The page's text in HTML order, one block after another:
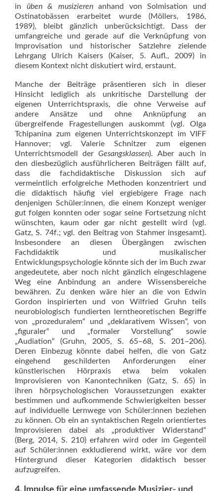
in üben & musizierenanhand von Solmisation und
Ostinatobässen erarbeitet wurde (Möllers, 1986,
1989), bleibt gänzlich unberücksichtigt. Dass der
umfangreiche und gerade auf die Verknüpfung von
Improvisation und historischer Satzlehre zielende
Lehrgang Ulrich Kaisers (Kaiser, 5. Aufl., 2009) in
diesem Kontext nicht diskutiert wird, erstaunt.
Manche der Beiträge präsentieren sich in dieser
Hinsicht lediglich als unkritische Darstellung der
eigenen Unterrichtspraxis, die ohne Verweise auf
andere Ansätze und ohne Anknüpfung an
übergreifende Fragestellungen auskommt (vgl. Olga
Tchipanina zum eigenen Unterrichtskonzept im VIFF
Hannover; vgl. Valerie Schnitzer zum eigenen
Unterrichtsmodell derGesangsklassen). Aber auch in
den diesbezüglich ausführlicheren Beiträgen fällt auf,
dass die fachdidaktische Diskussion sich auf
vermeintlich erfolgreiche Methoden konzentriert und
die didaktisch häufig viel ergiebigere Frage nach
denjenigen Schüler:innen, die einem Konzept weniger
gut folgen konnten oder sogar seine Fortsetzung nicht
wünschten, kaum oder gar nicht gestellt wird (vgl.
Gatz, S. 74f.; vgl. den Beitrag von Stahmer insgesamt).
Insbesondere an diesen Übergängen zwischen
Fachdidaktik und musikalischer
Entwicklungspsychologie könnte sich der im Buch zwar
angedeutete, aber noch nicht gänzlich eingeschlagene
Weg eine Anbindung an andere Wissensbereiche
bewähren. Zu denken wäre hier an die von Edwin
Gordon inspirierten und von Wilfried Gruhn teils
neurobiologisch fundierten lerntheoretischen Begriffe
von „prozeduralem“ und „deklarativem Wissen“, von
„figuraler“ und „formaler Vorstellung“ sowie
„Audiation“ (Gruhn, 2005, S. 65–68, S. 201–206).
Deren Einbezug könnte dabei helfen, die von Gatz
eingehend geschilderten Anforderungen einer
künstlerischen Hörpraxis etwa beim vokalen
Improvisieren von Kanontechniken (Gatz, S. 65) in
ihren hörpsychologischen Voraussetzungen exakter
bestimmen und aufkommende Schwierigkeiten besser
auf individuelle Lernwege von Schüler:innen beziehen
zu können. Ob ein an syntaktischen Regeln orientiertes
Improvisieren dabei als „produktiver Widerstand“
(Berg, 2014, S. 210) erfahren wird oder im Gegenteil
auf Schüler:innen exkludierend wirkt, wäre vor dem
Hintergrund dieser Kategorien didaktisch besser
aufzugreifen.